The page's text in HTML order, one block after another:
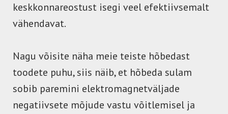
keskkonnareostust isegi veel efektiivsemalt
vähendavat.
Nagu võisite näha meie teiste hõbedast
toodete puhu, siis näib, et hõbeda sulam
sobib paremini elektromagnetväljade
negatiivsete mõjude vastu võitlemisel ja